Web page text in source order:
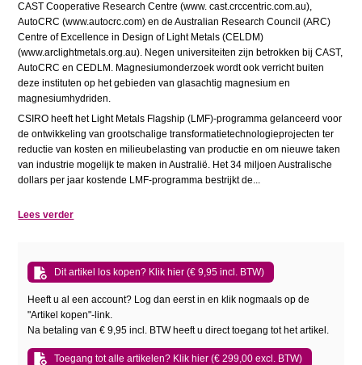
CAST Cooperative Research Centre (www. cast.crccentric.com.au),
AutoCRC (www.autocrc.com) en de Australian Research Council (ARC)
Centre of Excellence in Design of Light Metals (CELDM)
(www.arclightmetals.org.au). Negen universiteiten zijn betrokken bij CAST,
AutoCRC en CEDLM. Magnesiumonderzoek wordt ook verricht buiten
deze instituten op het gebieden van glasachtig magnesium en
magnesiumhydriden.
CSIRO heeft het Light Metals Flagship (LMF)-programma gelanceerd voor
de ontwikkeling van grootschalige transformatietechnologieprojecten ter
reductie van kosten en milieubelasting van productie en om nieuwe taken
van industrie mogelijk te maken in Australië. Het 34 miljoen Australische
dollars per jaar kostende LMF-programma bestrijkt de...
Lees verder
Dit artikel los kopen? Klik hier (€ 9,95 incl. BTW)
Heeft u al een account? Log dan eerst in en klik nogmaals op de
"Artikel kopen"-link.
Na betaling van € 9,95 incl. BTW heeft u direct toegang tot het artikel.
Toegang tot alle artikelen? Klik hier (€ 299,00 excl. BTW)